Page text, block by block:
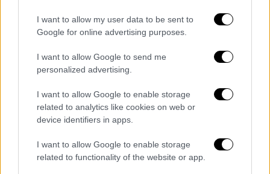
I want to allow my user data to be sent to
Google for online advertising purposes.
I want to allow Google to send me
personalized advertising.
I want to allow Google to enable storage
related to analytics like cookies on web or
device identifiers in apps.
I want to allow Google to enable storage
related to functionality of the website or app.
Lifestyle|28.06.2020 17:16
πολλά προβλήματα - Πώς επηρεάζει όλα
τα ζώδια